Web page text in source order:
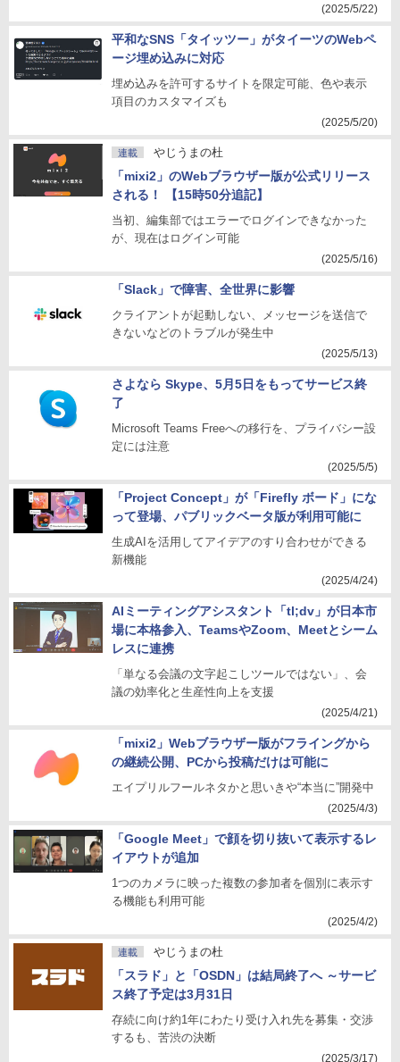
(2025/5/22)
平和なSNS「タイッツー」がタイーツのWebペ
ージ埋め込みに対応
埋め込みを許可するサイトを限定可能、色や表示
項目のカスタマイズも
(2025/5/20)
連載 やじうまの杜
「mixi2」のWebブラウザー版が公式リリース
される！ 【15時50分追記】
当初、編集部ではエラーでログインできなかった
が、現在はログイン可能
(2025/5/16)
「Slack」で障害、全世界に影響
クライアントが起動しない、メッセージを送信で
きないなどのトラブルが発生中
(2025/5/13)
さよなら Skype、5月5日をもってサービス終
了
Microsoft Teams Freeへの移行を、プライバシー設
定には注意
(2025/5/5)
「Project Concept」が「Firefly ボード」にな
って登場、パブリックベータ版が利用可能に
生成AIを活用してアイデアのすり合わせができる
新機能
(2025/4/24)
AIミーティングアシスタント「tl;dv」が日本市
場に本格参入、TeamsやZoom、Meetとシーム
レスに連携
「単なる会議の文字起こしツールではない」、会
議の効率化と生産性向上を支援
(2025/4/21)
「mixi2」Webブラウザー版がフライングから
の継続公開、PCから投稿だけは可能に
エイプリルフールネタかと思いきや“本当に”開発中
(2025/4/3)
「Google Meet」で顔を切り抜いて表示するレ
イアウトが追加
1つのカメラに映った複数の参加者を個別に表示す
る機能も利用可能
(2025/4/2)
連載 やじうまの杜
「スラド」と「OSDN」は結局終了へ ～サービ
ス終了予定は3月31日
存続に向け約1年にわたり受け入れ先を募集・交渉
するも、苦渋の決断
(2025/3/17)